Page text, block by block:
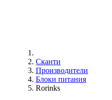
Сканти
Производители
Блоки питания
Rorinks